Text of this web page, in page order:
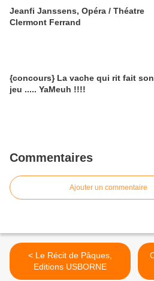
Jeanfi Janssens, Opéra / Théatre
Clermont Ferrand
{concours} La vache qui rit fait son
jeu ..... YaMeuh !!!!
Commentaires
Ajouter un commentaire
< Le Récit de Pâques,
Editions USBORNE